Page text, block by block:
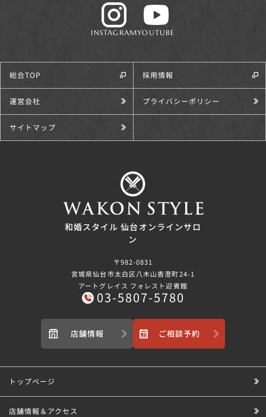
INSTAGRAMYOUTUBE
総合TOP 採用情報
運営会社 プライバシーポリシー
サイトマップ
和婚スタイル 仙台オンラインサロ
ン
〒982-0831
宮城県仙台市太白区八木山香澄町24-1
アートグレイス フォレスト迎賓館
03-5807-5780
店舗情報 ご相談予約
トップページ
店舗情報＆アクセス